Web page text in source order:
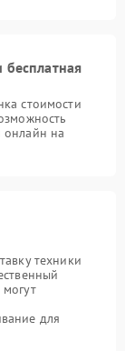
стоимости
онлайн на
техники
для